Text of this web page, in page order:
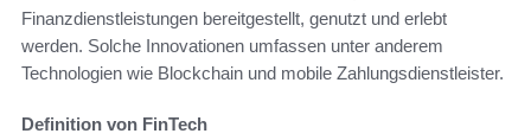
Finanzdienstleistungen bereitgestellt, genutzt und erlebt
werden. Solche Innovationen umfassen unter anderem
Technologien wie Blockchain und mobile Zahlungsdienstleister.
Definition von FinTech